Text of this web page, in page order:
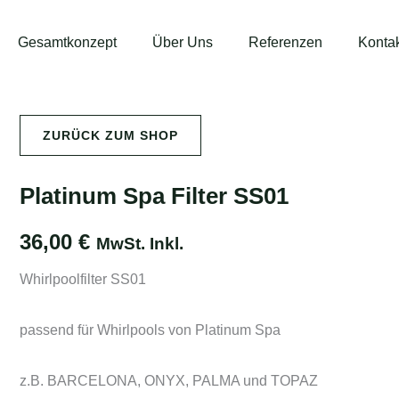
Gesamtkonzept Über Uns Referenzen
ZURÜCK ZUM SHOP
Platinum Spa Filter SS01
36,00 € MwSt. Inkl.
Whirlpoolfilter SS01
passend für Whirlpools von Platinum Spa
z.B. BARCELONA, ONYX, PALMA und TOPAZ